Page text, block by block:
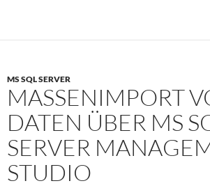
MS SQL SERVER
MASSENIMPORT
DATEN ÜBER MS
SERVER
STUDIO